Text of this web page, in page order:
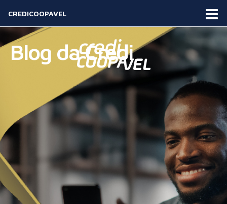
CREDICOOPAVEL
Blog da Credi